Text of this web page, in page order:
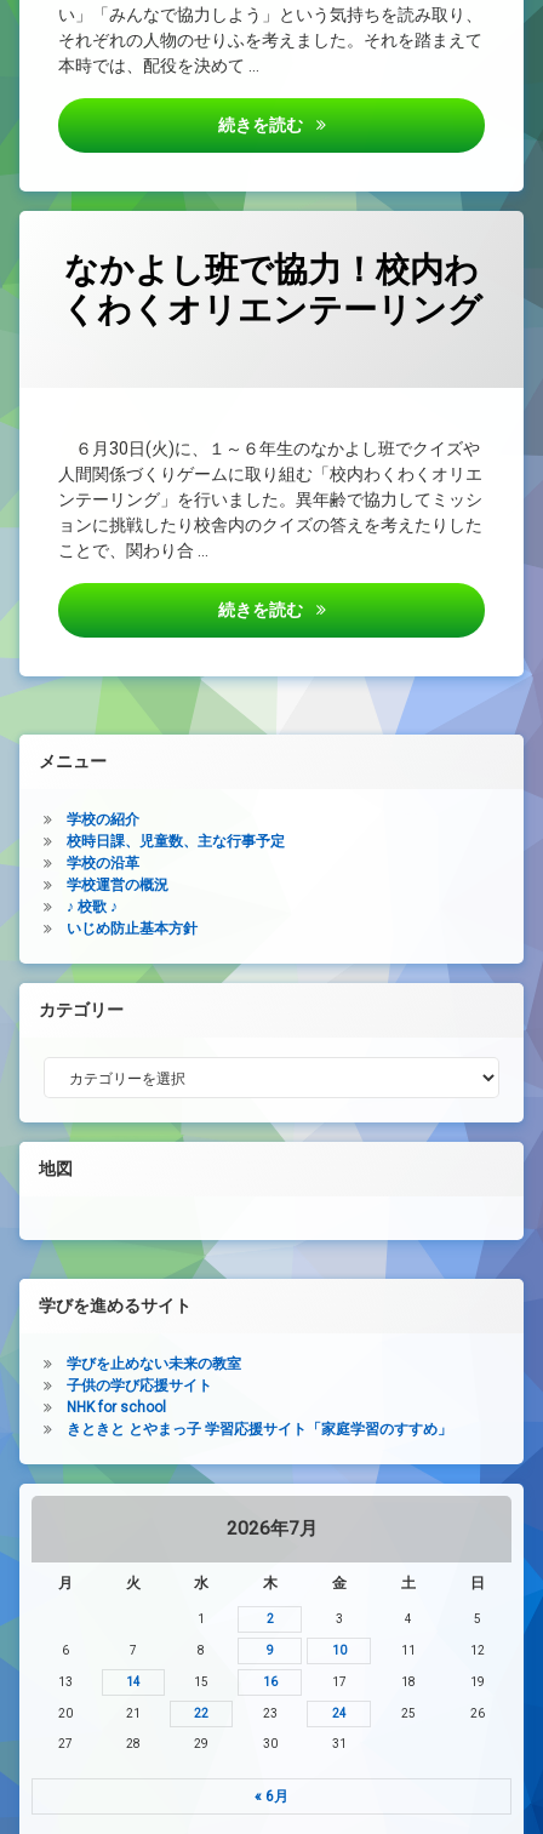
い」「みんなで協力しよう」という気持ちを読み取り、
それぞれの人物のせりふを考えました。それを踏まえて
本時では、配役を決めて …
続きを読む 第１学年 国語科「おおきな
なかよし班で協力！校内わ
くわくオリエンテーリング
６月30日(火)に、１～６年生のなかよし班でクイズや
人間関係づくりゲームに取り組む「校内わくわくオリエ
ンテーリング」を行いました。異年齢で協力してミッシ
ョンに挑戦したり校舎内のクイズの答えを考えたりした
ことで、関わり合 …
続きを読む なかよし班で協力！校内わく
メニュー
学校の紹介
校時日課、児童数、主な行事予定
学校の沿革
学校運営の概況
♪ 校歌 ♪
いじめ防止基本方針
カテゴリー
カテゴリー
地図
学びを進めるサイト
学びを止めない未来の教室
子供の学び応援サイト
NHK for school
きときと とやまっ子 学習応援サイト「家庭学習のすすめ」
2026年7月
月 火 水 木 金 土 日
1 2 3 4 5
6 7 8 9 10 11 12
13 14 15 16 17 18 19
20 21 22 23 24 25 26
27 28 29 30 31
« 6月